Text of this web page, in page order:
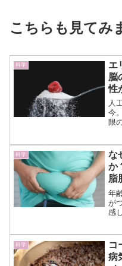
こちらも見てみ
科学
エ
脳
性
人
今
限
さ
い
む
科学
な
か
脂
年
が
感
ま
部
む
科学
コ
病